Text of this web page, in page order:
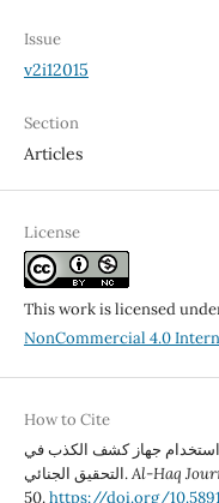
Issue
v2i12015
Section
Articles
License
This work is licensed
NonCommercial 4.0
How to Cite
مدى مشروعية استخدام جهاز كشف الكذب في
التحقيق الجنائي.Al-Haq
50.https://doi.org/